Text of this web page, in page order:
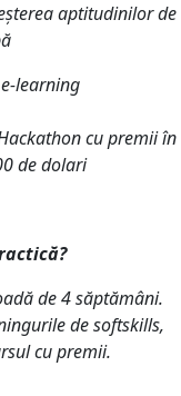
aptitudinilor de
learning
cu premii în
de dolari
de 4 săptămâni.
de softskills,
cu premii.